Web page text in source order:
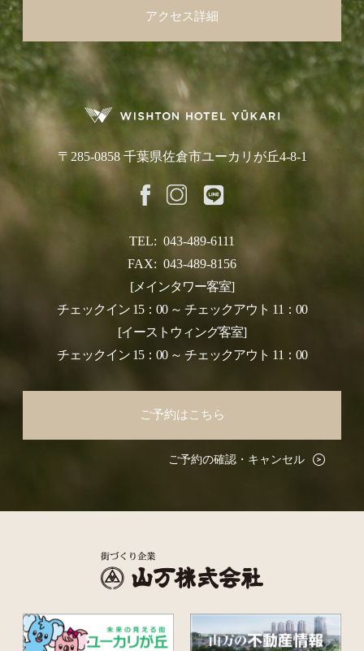
アクセス詳細
〒285-0858 千葉県佐倉市ユーカリが丘4-8-1
TEL: 043-489-6111
FAX: 043-489-8156
[メインタワー客室]
チェックイン 15：00 ～ チェックアウト 11：00
[イーストウィング客室]
チェックイン 15：00 ～ チェックアウト 11：00
ご予約はこちら
ご予約の確認・キャンセル